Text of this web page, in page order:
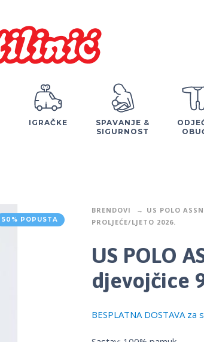
IGRAČKE
SPAVANJE &
SIGURNOST
50% POPUSTA
BRENDOVI
US POLO
PROLJEĆE/LJETO 2026.
US POLO
djevojčice
BESPLATNA DOSTAVA